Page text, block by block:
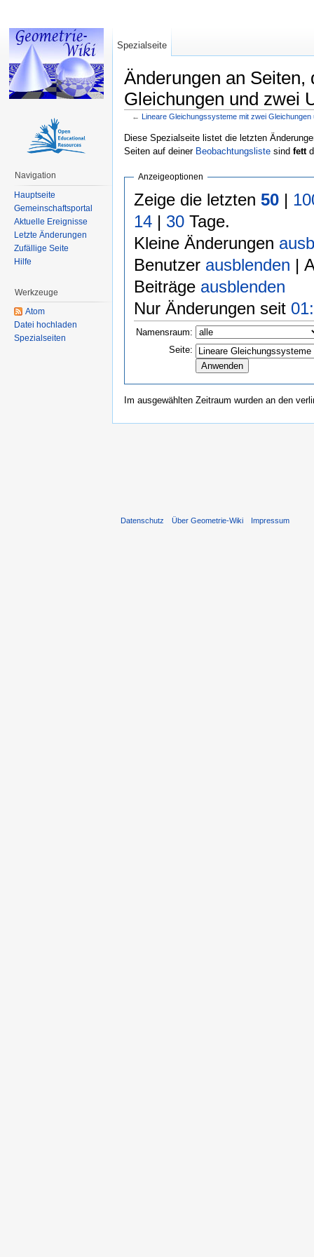
Änderungen an Seiten,
Gleichungen und zwei
← Lineare Gleichungssysteme mit zwei Gleichungen
Diese Spezialseite listet die letzten
Seiten auf deiner Beobachtungsliste sind fett
Anzeigeoptionen
Zeige die letzten 50|
14| 30Tage.
Kleine Änderungen
Benutzer ausblenden |
Beiträge ausblenden
Nur Änderungen seit
Namensraum:
Seite:
Im ausgewählten Zeitraum wurden an den
Spezialseite
Navigation
Hauptseite
Gemeinschaftsportal
Aktuelle Ereignisse
Letzte Änderungen
Zufällige Seite
Hilfe
Werkzeuge
Atom
Datei hochladen
Spezialseiten
Datenschutz Über Geometrie-Wiki Impressum